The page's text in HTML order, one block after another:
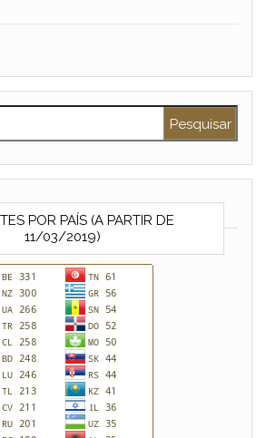
POR PAÍS (A PARTIR DE
11/03/2019)